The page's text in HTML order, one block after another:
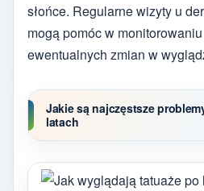
słońce. Regularne wizyty u
mogą pomóc w
ewentualnych zmian w
Jakie są najczęstsze
latach